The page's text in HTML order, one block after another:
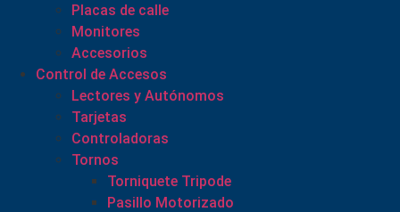
Placas de calle
Monitores
Accesorios
Control de Accesos
Lectores y Autónomos
Tarjetas
Controladoras
Tornos
Torniquete Tripode
Pasillo Motorizado